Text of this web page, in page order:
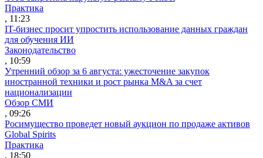
Практика
, 11:23
IT-бизнес просит упростить использование данных граждан
для обучения ИИ
Законодательство
, 10:59
Утренний обзор за 6 августа: ужесточение закупок
иностранной техники и рост рынка M&A за счет
национализации
Обзор СМИ
, 09:26
Росимущество проведет новый аукцион по продаже активов
Global Spirits
Практика
, 18:50